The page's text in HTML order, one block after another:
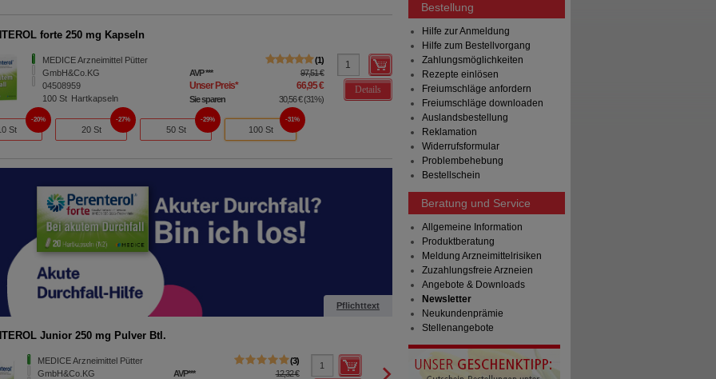
forte 250 mg Kapseln
MEDICE Arzneimittel Pütter
GmbH&Co.KG
04508959
100St Hartkapseln
1
AVP*** 97,51 €
Unser Preis* 66,95 €
Sie sparen 30,56 €(31%)
Details
St
20%
20 St
27%
50 St
29%
100 St
31%
Pflichttext
forte 250 mg Kapseln
MEDICE Arzneimittel Pütter
GmbH&Co.KG
1
AVP*** 97,51 €
PERENTEROL forte 250 mg Kapseln
MEDICE Arzneimittel Pütter
GmbH&Co.KG
Bestellung
Hilfe zur Anmeldung
Hilfe zum Bestellvorgang
Zahlungsmöglichkeiten
Rezepte einlösen
Freiumschläge anfordern
Freiumschläge downloaden
Auslandsbestellung
Reklamation
Widerrufsformular
Problembehebung
Bestellschein
Beratung und Service
Allgemeine Information
Produktberatung
Meldung Arzneimittelrisiken
Zuzahlungsfreie Arzneien
Angebote & Downloads
Newsletter
Neukundenprämie
Stellenangebote